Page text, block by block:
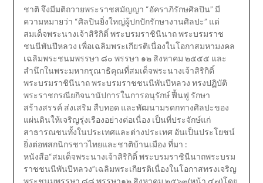
ชาติ จึงมีมติถวายพระราชสมัญญา “อัคราภิรักษศิลปิน” มี
ความหมายว่า “ศิลปินยิ่งใหญ่ผู้ปกปักรักษางานศิลปะ” แด่
สมเด็จพระนางเจ้าสิริกิติ์ พระบรมราชินีนาถ พระบรมราช
ชนนีพันปีหลวง เพื่อเฉลิมพระเกียรติเนื่องในโอกาสมหามงคล
เฉลิมพระชนมพรรษา ๘๐ พรรษา ๑๒ สิงหาคม ๒๕๕๕ และ
สำนึกในพระมหากรุณาธิคุณที่สมเด็จพระนางเจ้าสิริกิติ์
พระบรมราชินีนาถ พระบรมราชชนนีพันปีหลวง ทรงปฏิบัติ
พระราชกรณียกิจนานัปการในการอนุรักษ์ ฟื้นฟู รักษา
สร้างสรรค์ ส่งเสริม สืบทอด และพัฒนามรดกทางศิลปะของ
แผ่นดินให้เจริญรุ่งเรืองอย่างต่อเนื่อง เป็นที่ประจักษ์แก่
สาธารณชนทั้งในประเทศและต่างประเทศ อันเป็นประโยชน์
ยิ่งต่อพสกนิกรชาวไทยและชาติบ้านเมือง ที่มา :
หนังสือ“สมเด็จพระนางเจ้าสิริกิติ์ พระบรมราชินีนาถพระบรม
ราชชนนีพันปีหลวง”เฉลิมพระเกียรติเนื่องในโอกาสทรงเจริญ
พระชนมพรรษา ๘๘ พรรษา๑๒ สิงหาคม ๒๕๖๓(หน้า ๔๗)โดย